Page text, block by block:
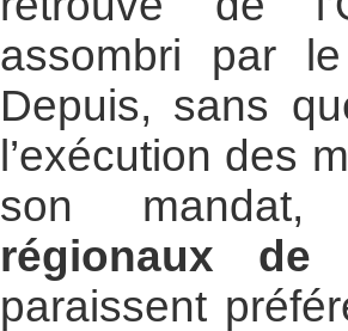
assombri par
Depuis, sans
l’exécution des
son
régionaux de
paraissent